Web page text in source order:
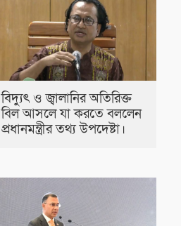
বিদ্যুৎ ও জ্বালানির অতিরিক্ত
বিল আসলে যা করতে বললেন
প্রধানমন্ত্রীর তথ্য উপদেষ্টা।